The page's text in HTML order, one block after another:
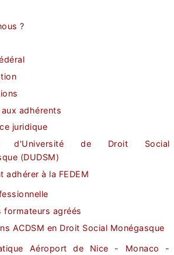
?
adhérents
juridique
d'Université de Droit Social
(DUDSM)
adhérer à la FEDEM
formateurs agréés
ACDSM en Droit Social Monégasque
Aéroport de Nice - Monaco -